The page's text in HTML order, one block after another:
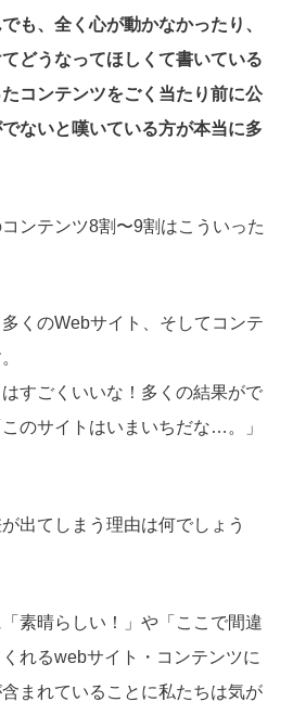
も、全く心が動かなかったり、
てどうなってほしくて書いている
コンテンツをごく当たり前に公
ないと嘆いている方が本当に多
ンテンツ8割〜9割はこういった
くのWebサイト、そしてコンテ
すごくいいな！多くの結果がで
のサイトはいまいちだな…。」
出てしまう理由は何でしょう
素晴らしい！」や「ここで間違
れるwebサイト・コンテンツに
まれていることに私たちは気が